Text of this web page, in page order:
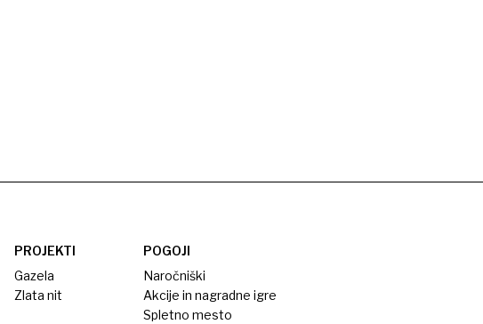
PROJEKTI
Gazela
Zlata nit
POGOJI
Naročniški
Akcije in nagradne igre
Spletno mesto